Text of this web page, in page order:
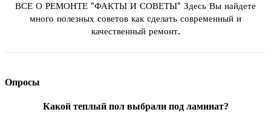
ВСЕ О РЕМОНТЕ "ФАКТЫ И СОВЕТЫ" Здесь Вы найдете
много полезных советов как сделать современный и
качественный ремонт.
Опросы
Какой теплый пол выбрали под ламинат?